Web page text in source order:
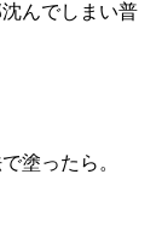
んでしまい普
塗ったら。